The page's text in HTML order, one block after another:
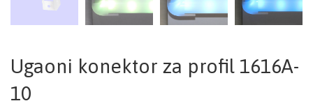
Ugaoni konektor za profil 1616A-
10